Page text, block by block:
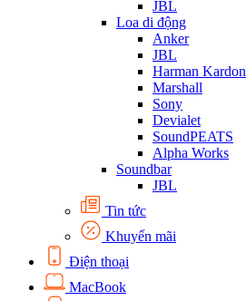
JBL
Loa di động
Anker
JBL
Harman Kardon
Marshall
Sony
Devialet
SoundPEATS
Alpha Works
Soundbar
JBL
Tin tức
Khuyến mãi
Điện thoại
MacBook